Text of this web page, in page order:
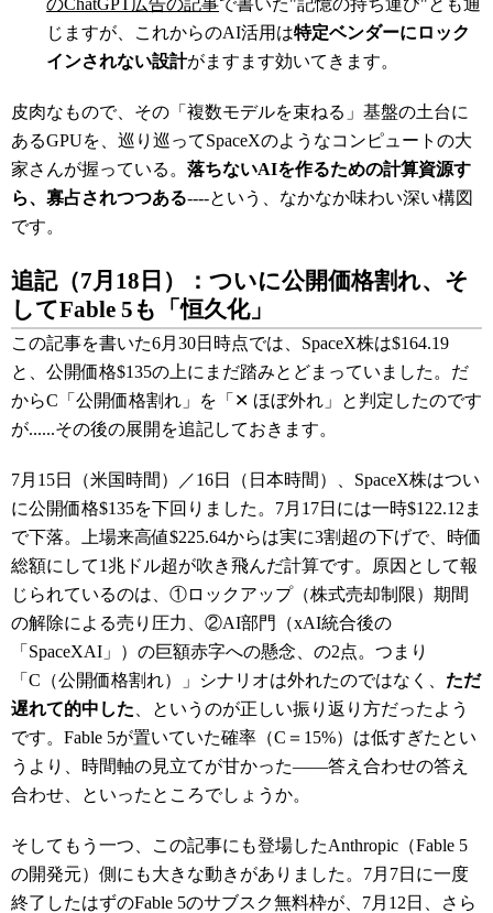
じますが、これからのAI活用は特定ベンダーにロック
インされない設計がますます効いてきます。
皮肉なもので、その「複数モデルを束ねる」基盤の土台に
あるGPUを、巡り巡ってSpaceXのようなコンピュートの大
家さんが握っている。 落ちないAIを作るための計算資源す
ら、寡占されつつある----という、なかなか味わい深い構図
です。
追記（7月18日）：ついに公開価格割れ、そ
してFable 5も「恒久化」
この記事を書いた6月30日時点では、SpaceX株は$164.19
と、公開価格$135の上にまだ踏みとどまっていました。だ
からC「公開価格割れ」を「✕ ほぼ外れ」と判定したのです
が......その後の展開を追記しておきます。
7月15日（米国時間）／16日（日本時間）、SpaceX株はつい
に公開価格$135を下回りました。7月17日には一時$122.12ま
で下落。上場来高値$225.64からは実に3割超の下げで、時価
総額にして1兆ドル超が吹き飛んだ計算です。原因として報
じられているのは、①ロックアップ（株式売却制限）期間
の解除による売り圧力、②AI部門（xAI統合後の
「SpaceXAI」）の巨額赤字への懸念、の2点。つまり
「C（公開価格割れ）」シナリオは外れたのではなく、 ただ
遅れて的中した 、というのが正しい振り返り方だったよう
です。Fable 5が置いていた確率（C＝15%）は低すぎたとい
うより、時間軸の見立てが甘かった――答え合わせの答え
合わせ、といったところでしょうか。
そしてもう一つ、この記事にも登場したAnthropic（Fable 5
の開発元）側にも大きな動きがありました。7月7日に一度
終了したはずのFable 5のサブスク無料枠が、7月12日、さら